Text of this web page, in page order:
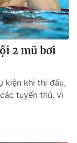
2 mũ bơi
kiện khi thi đấu,
tuyển thủ, vì